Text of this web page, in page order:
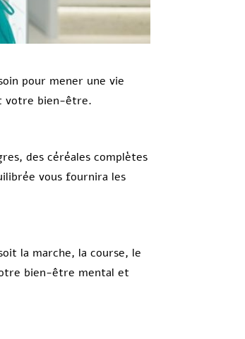
pour mener une vie
votre bien-être.
des céréales complètes
vous fournira les
la marche, la course, le
bien-être mental et